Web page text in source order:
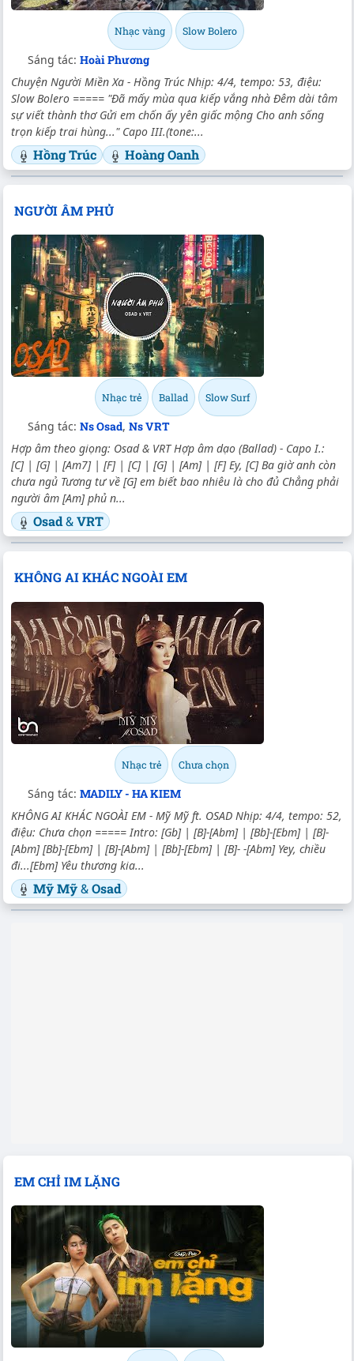
Nhạc vàng Slow Bolero
Sáng tác: Hoài Phương
Chuyện Người Miền Xa - Hồng Trúc Nhịp: 4/4, tempo: 53, điệu:
Slow Bolero ===== "Đã mấy mùa qua kiếp vắng nhà Đêm dài tâm
sự viết thành thơ Gửi em chốn ấy yên giấc mộng Cho anh sống
trọn kiếp trai hùng..." Capo III.(tone:...
Hồng Trúc Hoàng Oanh
NGƯỜI ÂM PHỦ
Nhạc trẻ Ballad Slow Surf
Sáng tác: Ns Osad, Ns VRT
Hợp âm theo giọng: Osad & VRT Hợp âm dạo (Ballad) - Capo I.:
[C] | [G] | [Am7] | [F] | [C] | [G] | [Am] | [F] Ey, [C] Ba giờ anh còn
chưa ngủ Tương tư về [G] em biết bao nhiêu là cho đủ Chẳng phải
người âm [Am] phủ n...
Osad&VRT
KHÔNG AI KHÁC NGOÀI EM
Nhạc trẻ Chưa chọn
Sáng tác: MADILY - HA KIEM
KHÔNG AI KHÁC NGOÀI EM - Mỹ Mỹ ft. OSAD Nhịp: 4/4, tempo: 52,
điệu: Chưa chọn ===== Intro: [Gb] | [B]-[Abm] | [Bb]-[Ebm] | [B]-
[Abm] [Bb]-[Ebm] | [B]-[Abm] | [Bb]-[Ebm] | [B]- -[Abm] Yey, chiều
đi...[Ebm] Yêu thương kia...
Mỹ Mỹ&Osad
EM CHỈ IM LẶNG